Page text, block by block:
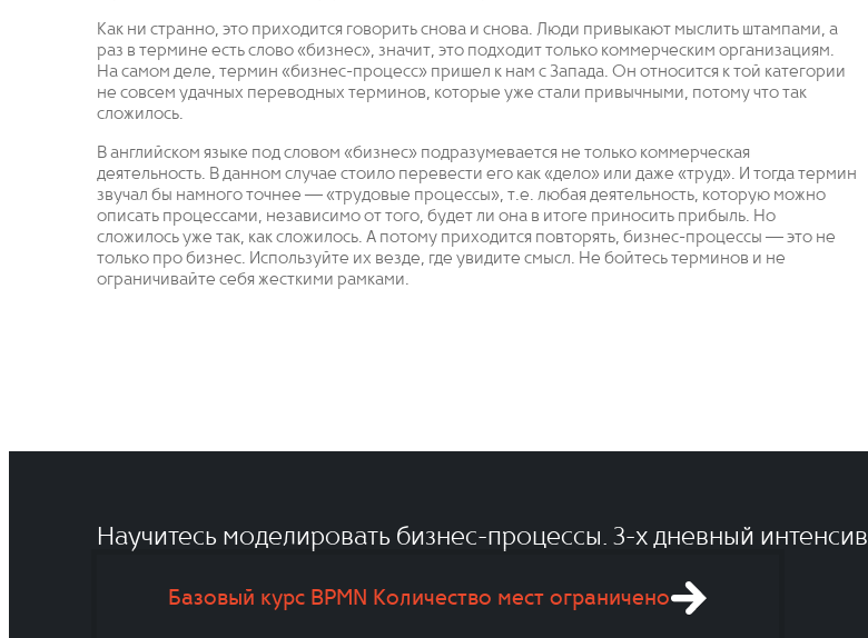
Как ни странно, это приходится говорить снова и снова. Люди привыкают мыслить штампами, а
раз в термине есть слово «бизнес», значит, это подходит только коммерческим организациям.
На самом деле, термин «бизнес-процесс» пришел к нам с Запада. Он относится к той категории
не совсем удачных переводных терминов, которые уже стали привычными, потому что так
сложилось.
В английском языке под словом «бизнес» подразумевается не только коммерческая
деятельность. В данном случае стоило перевести его как «дело» или даже «труд». И тогда термин
звучал бы намного точнее — «трудовые процессы», т.е. любая деятельность, которую можно
описать процессами, независимо от того, будет ли она в итоге приносить прибыль. Но
сложилось уже так, как сложилось. А потому приходится повторять, бизнес-процессы — это не
только про бизнес. Используйте их везде, где увидите смысл. Не бойтесь терминов и не
ограничивайте себя жесткими рамками.
Научитесь моделировать бизнес-процессы. 3-x дневный интенсив
Базовый курс BPMN Количество мест ограничено